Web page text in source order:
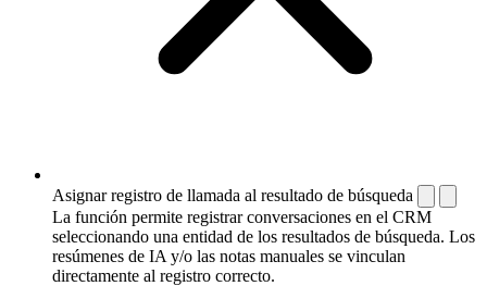
Asignar registro de llamada al resultado de búsqueda
La función permite registrar conversaciones en el CRM
seleccionando una entidad de los resultados de búsqueda. Los
resúmenes de IA y/o las notas manuales se vinculan
directamente al registro correcto.